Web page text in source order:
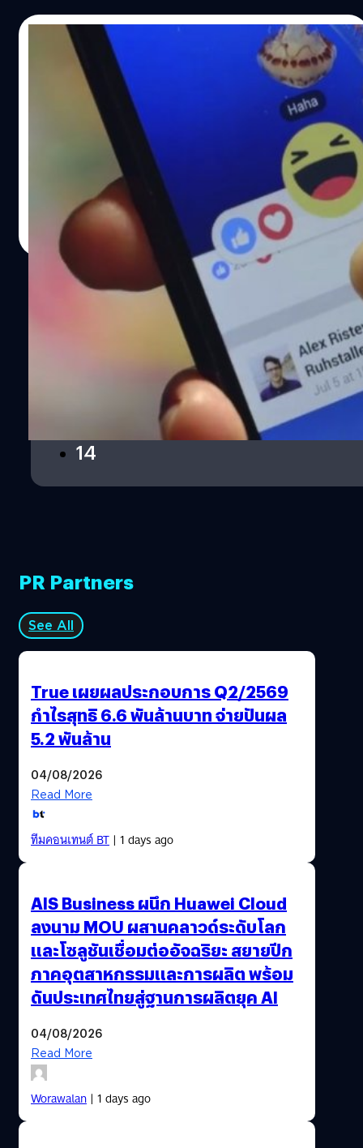
01/03/2016
โดนเข้าแล้ว!! Facebook Reactions ถูกนัก
พัฒนาแกะโค้ดเปลี่ยนไอคอนได้แล้ว
หลังจากที่ Facebook ปล่อยฟีเจอร์ใหม่ Facebook Reactions
เพิ่มปุ่มใหม่นอกจากปุ่มไลค์แล้วก็มีอีก 5 ปุ่มให้แสดงความรู้สึก
ศุภกานต์ เหล่ารัตนกุล| 3810 days ago
Read More
14
PR Partners
See All
True เผยผลประกอบการ Q2/2569
กำไรสุทธิ 6.6 พันล้านบาท จ่ายปันผล
5.2 พันล้าน
04/08/2026
Read More
ทีมคอนเทนต์ BT| 1 days ago
AIS Business ผนึก Huawei Cloud
ลงนาม MOU ผสานคลาวด์ระดับโลก
และโซลูชันเชื่อมต่ออัจฉริยะ สยายปีก
ภาคอุตสาหกรรมและการผลิต พร้อม
ดันประเทศไทยสู่ฐานการผลิตยุค AI
04/08/2026
Read More
Worawalan| 1 days ago